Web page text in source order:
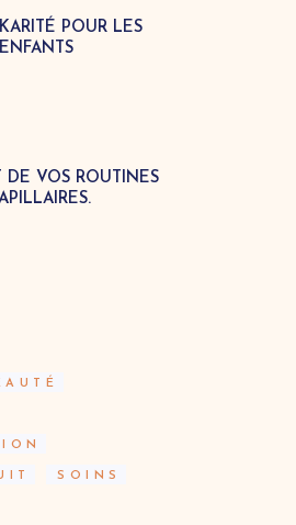
POUR LES
DE VOS ROUTINES
SOINS